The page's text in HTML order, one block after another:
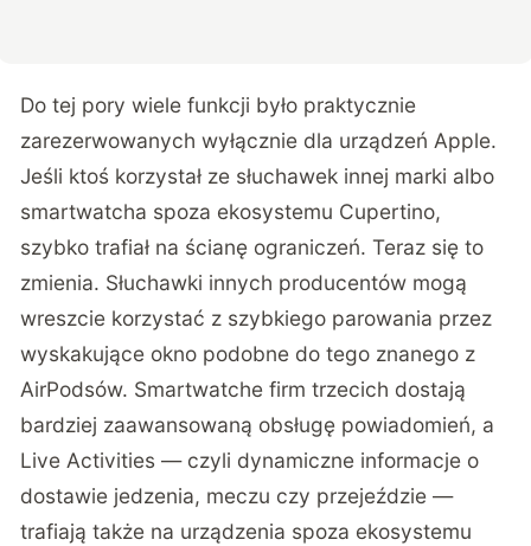
Do tej pory wiele funkcji było praktycznie
zarezerwowanych wyłącznie dla urządzeń Apple.
Jeśli ktoś korzystał ze słuchawek innej marki albo
smartwatcha spoza ekosystemu Cupertino,
szybko trafiał na ścianę ograniczeń. Teraz się to
zmienia. Słuchawki innych producentów mogą
wreszcie korzystać z szybkiego parowania przez
wyskakujące okno podobne do tego znanego z
AirPodsów. Smartwatche firm trzecich dostają
bardziej zaawansowaną obsługę powiadomień, a
Live Activities — czyli dynamiczne informacje o
dostawie jedzenia, meczu czy przejeździe —
trafiają także na urządzenia spoza ekosystemu